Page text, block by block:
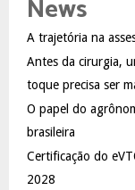
h
o
r
:
News
A trajetória na
Antes da cirurgia,
toque precisa ser
O papel do
brasileira
Certificação do
2028